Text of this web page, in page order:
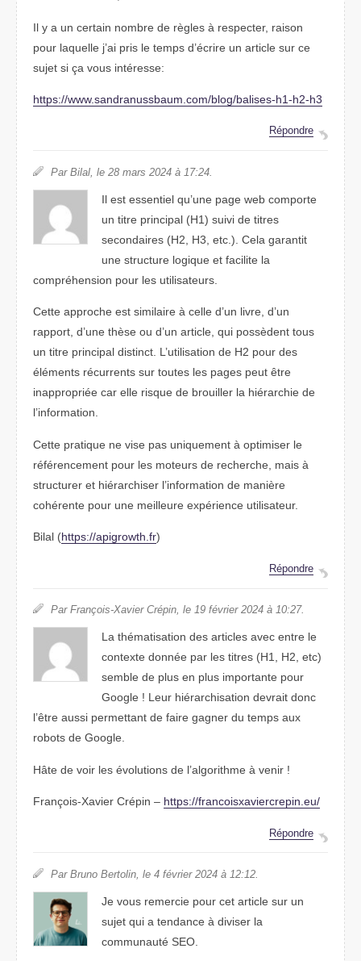
Il y a un certain nombre de règles à respecter, raison
pour laquelle j’ai pris le temps d’écrire un article sur ce
sujet si ça vous intéresse:
https://www.sandranussbaum.com/blog/balises-h1-h2-h3
Répondre
Par Bilal, le 28 mars 2024 à 17:24.
Il est essentiel qu’une page web comporte
un titre principal (H1) suivi de titres
secondaires (H2, H3, etc.). Cela garantit
une structure logique et facilite la
compréhension pour les utilisateurs.
Cette approche est similaire à celle d’un livre, d’un
rapport, d’une thèse ou d’un article, qui possèdent tous
un titre principal distinct. L’utilisation de H2 pour des
éléments récurrents sur toutes les pages peut être
inappropriée car elle risque de brouiller la hiérarchie de
l’information.
Cette pratique ne vise pas uniquement à optimiser le
référencement pour les moteurs de recherche, mais à
structurer et hiérarchiser l’information de manière
cohérente pour une meilleure expérience utilisateur.
Bilal (https://apigrowth.fr)
Répondre
Par François-Xavier Crépin, le 19 février 2024 à 10:27.
La thématisation des articles avec entre le
contexte donnée par les titres (H1, H2, etc)
semble de plus en plus importante pour
Google ! Leur hiérarchisation devrait donc
l’être aussi permettant de faire gagner du temps aux
robots de Google.
Hâte de voir les évolutions de l’algorithme à venir !
François-Xavier Crépin – https://francoisxaviercrepin.eu/
Répondre
Par Bruno Bertolin, le 4 février 2024 à 12:12.
Je vous remercie pour cet article sur un
sujet qui a tendance à diviser la
communauté SEO.